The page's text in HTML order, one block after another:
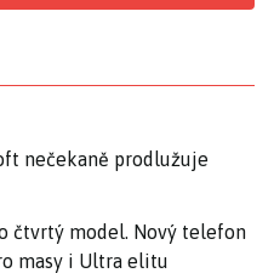
nečekaně prodlužuje
čtvrtý model. Nový telefon
masy i Ultra elitu